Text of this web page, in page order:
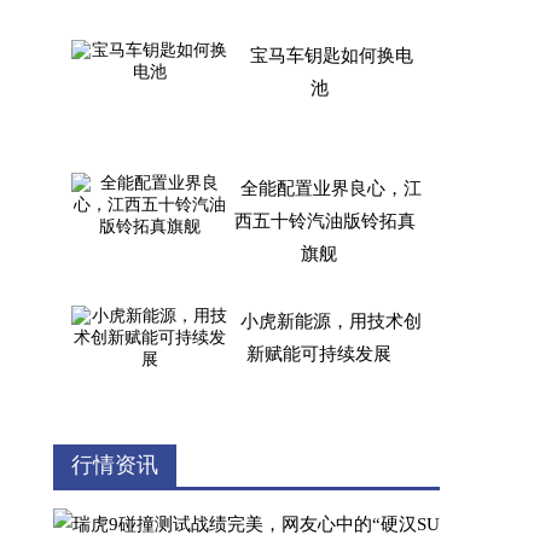
宝马车钥匙如何换电
池
全能配置业界良心，江
西五十铃汽油版铃拓真
旗舰
小虎新能源，用技术创
新赋能可持续发展
AR品牌理念
行情资讯